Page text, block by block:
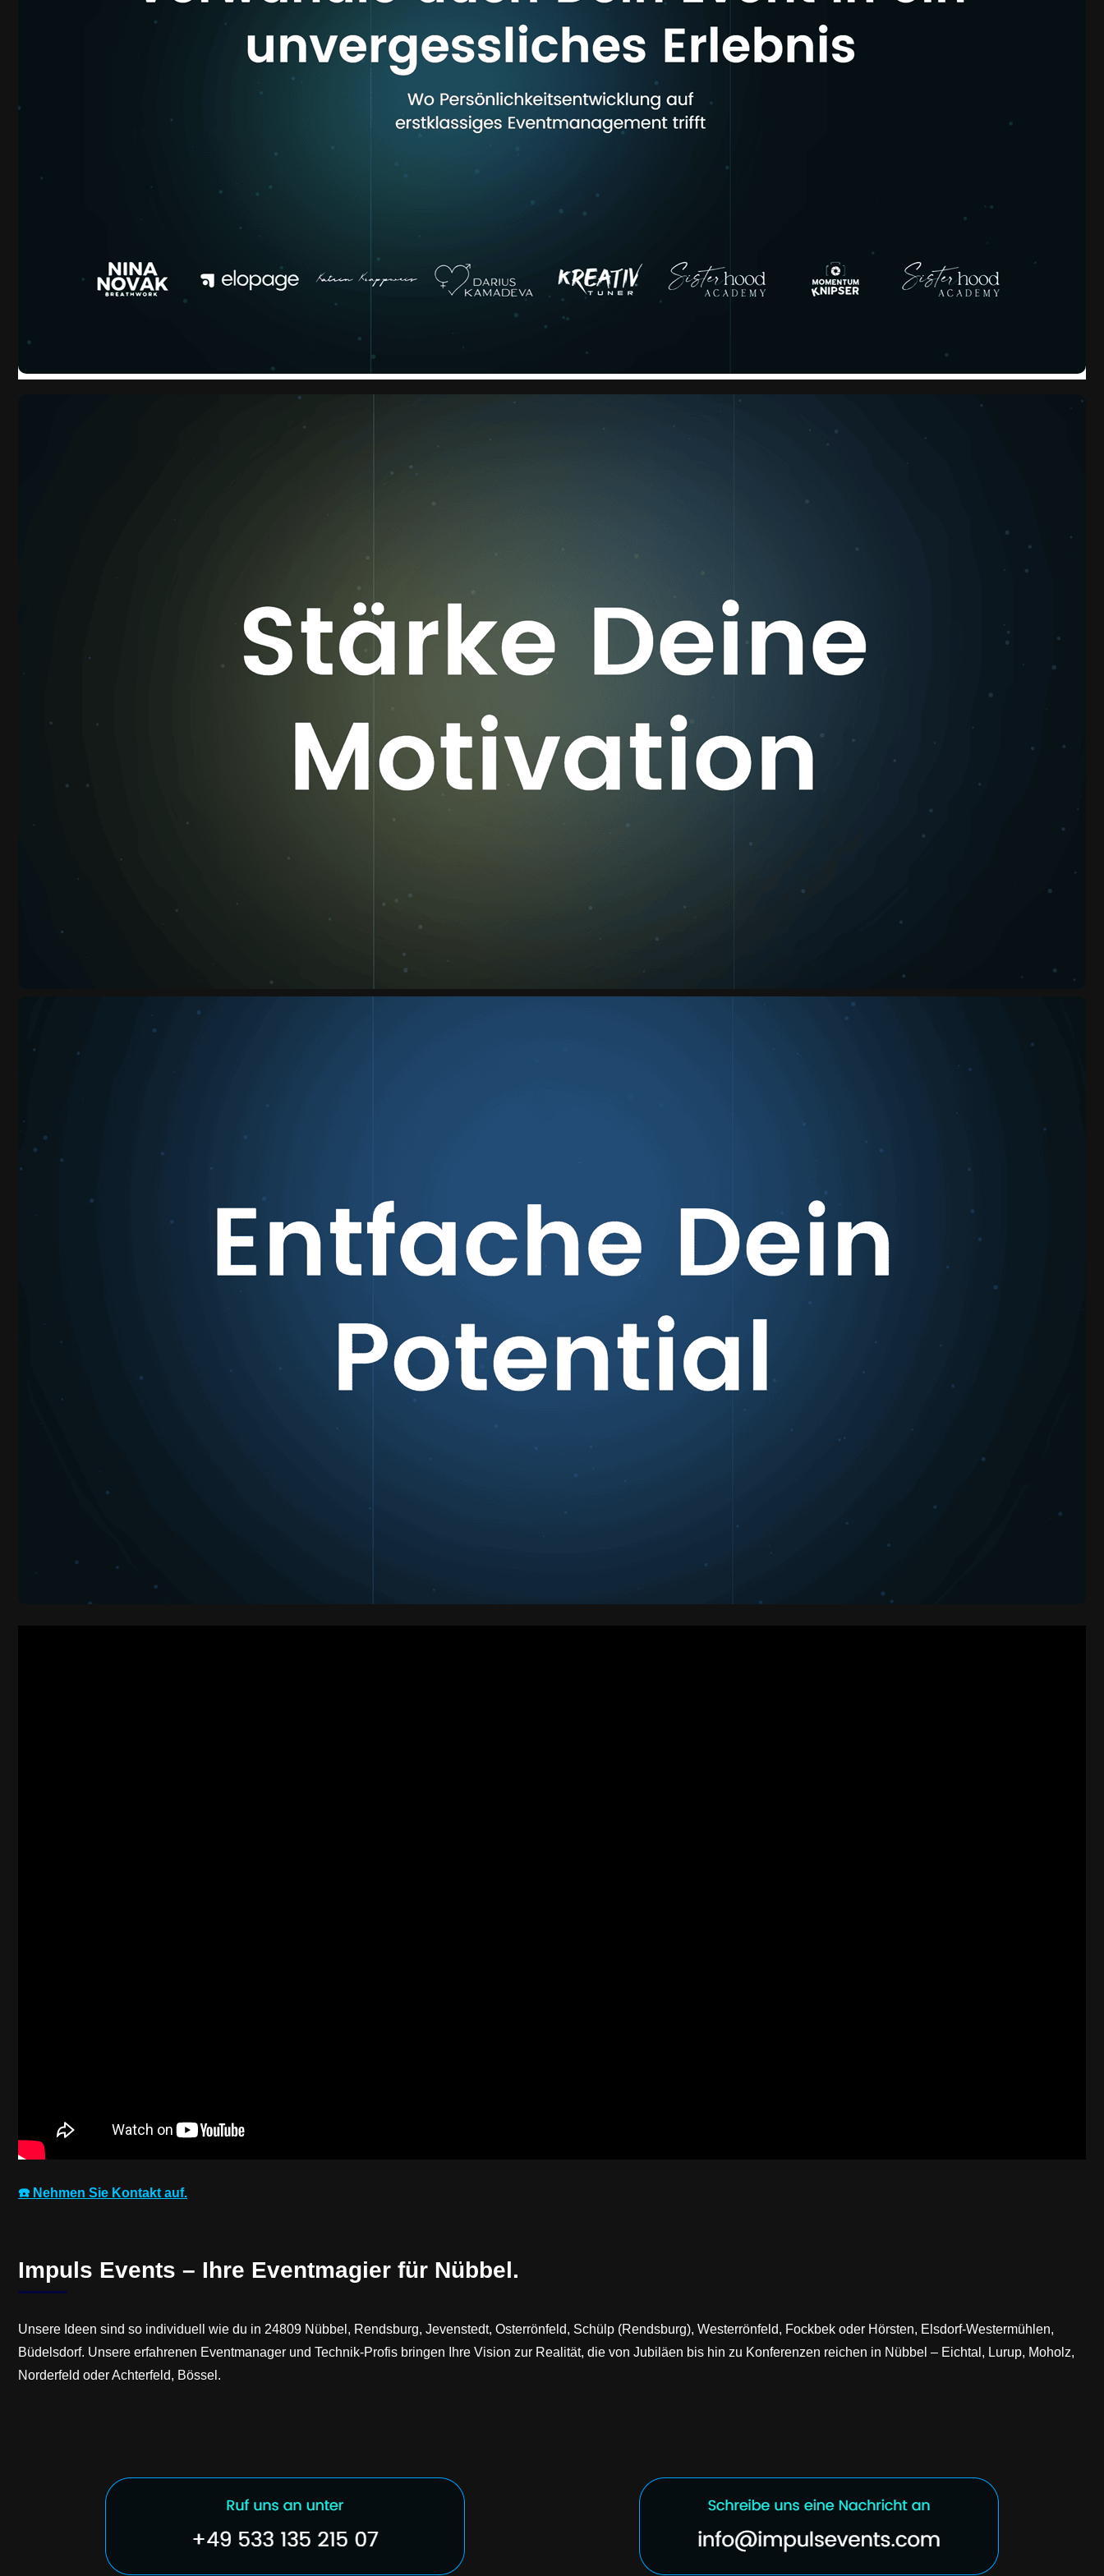
☎️ Nehmen Sie Kontakt auf.
Impuls Events – Ihre Eventmagier für Nübbel.
Unsere Ideen sind so individuell wie du in 24809 Nübbel, Rendsburg, Jevenstedt, Osterrönfeld, Schülp (Rendsburg), Westerrönfeld, Fockbek oder Hörsten, Elsdorf-Westermühlen,
Büdelsdorf. Unsere erfahrenen Eventmanager und Technik-Profis bringen Ihre Vision zur Realität, die von Jubiläen bis hin zu Konferenzen reichen in Nübbel – Eichtal, Lurup, Moholz,
Norderfeld oder Achterfeld, Bössel.